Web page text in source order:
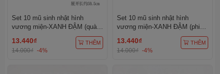
Set 10 mũ sinh nhật hình
vương miện-XANH ĐẬM (quà
13.440₫
14.000₫ -4%
THÊM
Set 10 mũ sinh nhật hình
vương miện-XANH ĐẬM (phi
13.440₫
14.000₫ -4%
THÊM